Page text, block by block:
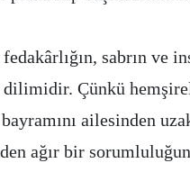
sabrın ve
dilimidir. Çünkü
ailesinden
ağır bir sorumluluğun